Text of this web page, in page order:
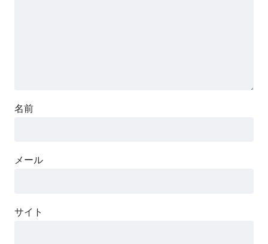
名前
メール
サイト